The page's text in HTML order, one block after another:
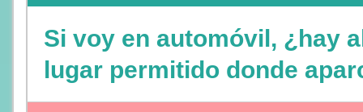
Si voy en automóvil, ¿hay
lugar permitido donde